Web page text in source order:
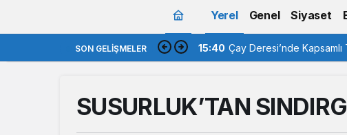
Yerel Genel Siyaset
SON GELIŞMELER 15:40 Çay Deresi’nde Kapsamlı
SUSURLUK’TAN